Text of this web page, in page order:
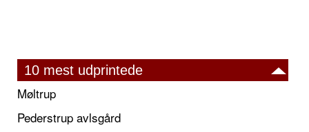
10 mest udprintede
Møltrup
Pederstrup avlsgård